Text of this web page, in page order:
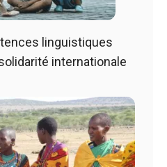
linguistiques
internationale